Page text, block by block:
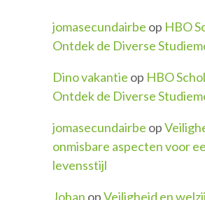
jomasecundairbe op HBO
Ontdek de Diverse
Dino vakantie op HBO
Ontdek de Diverse
jomasecundairbe op
onmisbare aspecten voor
levensstijl
Johan opVeiligheid en